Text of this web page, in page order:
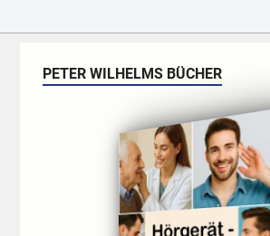
PETER WILHELMS BÜCHER